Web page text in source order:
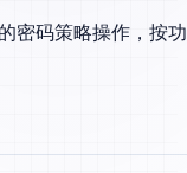
码策略操作，按